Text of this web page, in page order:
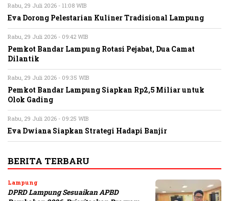
Rabu, 29 Juli 2026 - 11:08 WIB
Eva Dorong Pelestarian Kuliner Tradisional Lampung
Rabu, 29 Juli 2026 - 09:42 WIB
Pemkot Bandar Lampung Rotasi Pejabat, Dua Camat
Dilantik
Rabu, 29 Juli 2026 - 09:35 WIB
Pemkot Bandar Lampung Siapkan Rp2,5 Miliar untuk
Olok Gading
Rabu, 29 Juli 2026 - 09:25 WIB
Eva Dwiana Siapkan Strategi Hadapi Banjir
BERITA TERBARU
Lampung
DPRD Lampung Sesuaikan APBD